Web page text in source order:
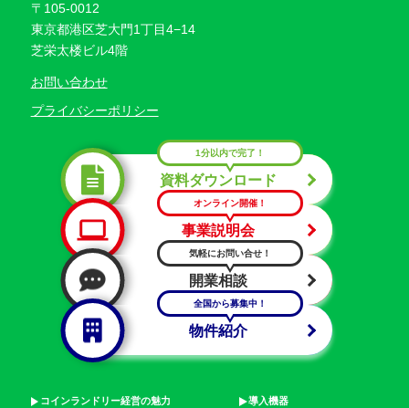
〒105-0012
東京都港区芝大門1丁目4−14
芝栄太楼ビル4階
お問い合わせ
プライバシーポリシー
資料ダウンロード
1分以内で完了！
事業説明会
オンライン開催！
開業相談
気軽にお問い合せ！
物件紹介
全国から募集中！
コインランドリー経営の魅力 導入機器